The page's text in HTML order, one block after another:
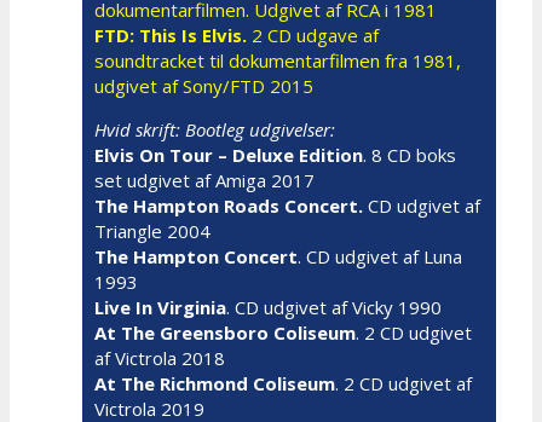
dokumentarfilmen. Udgivet af RCA i 1981
FTD: This Is Elvis. 2 CD udgave af
soundtracket til dokumentarfilmen fra 1981,
udgivet af Sony/FTD 2015
Hvid skrift: Bootleg udgivelser:
Elvis On Tour – Deluxe Edition. 8 CD boks
set udgivet af Amiga 2017
The Hampton Roads Concert. CD udgivet af
Triangle 2004
The Hampton Concert. CD udgivet af Luna
1993
Live In Virginia. CD udgivet af Vicky 1990
At The Greensboro Coliseum. 2 CD udgivet
af Victrola 2018
At The Richmond Coliseum. 2 CD udgivet af
Victrola 2019